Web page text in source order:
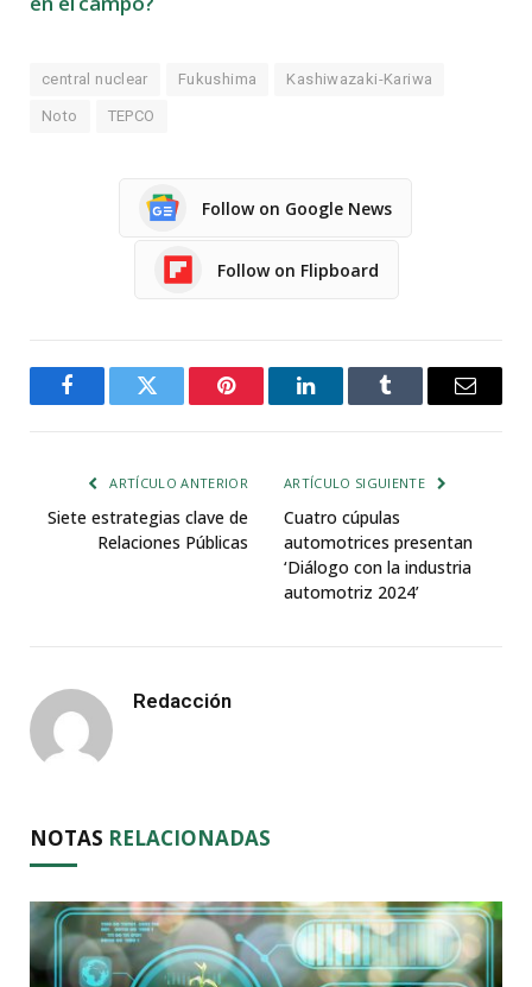
central nuclear Fukushima Kashiwazaki-Kariwa
Noto TEPCO
Follow on Google News
Follow on Flipboard
FacebookTwitter Pinterest LinkedInTumblr Email
ARTÍCULO ANTERIOR
Siete estrategias clave de
Relaciones Públicas
ARTÍCULO SIGUIENTE
Cuatro cúpulas
automotrices presentan
‘Diálogo con la industria
automotriz 2024’
Redacción
NOTAS RELACIONADAS